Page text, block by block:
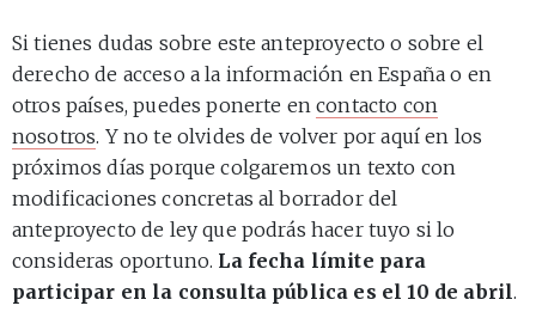
Si tienes dudas sobre este anteproyecto o sobre el
derecho de acceso a la información en España o en
otros países, puedes ponerte encontacto con
nosotros. Y no te olvides de volver por aquí en los
próximos días porque colgaremos un texto con
modificaciones concretas al borrador del
anteproyecto de ley que podrás hacer tuyo si lo
consideras oportuno. La fecha límite para
participar en la consulta pública es el 10 de abril.